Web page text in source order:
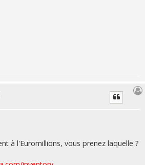
à l'Euromillions, vous prenez laquelle ?